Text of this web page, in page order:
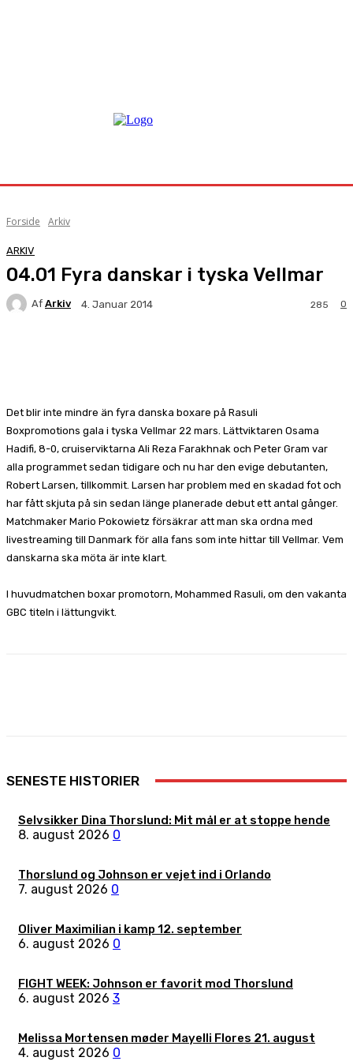
Forside Arkiv
ARKIV
04.01 Fyra danskar i tyska Vellmar
Af Arkiv 4. Januar 2014 0
285
Det blir inte mindre än fyra danska boxare på Rasuli
Boxpromotions gala i tyska Vellmar 22 mars. Lättviktaren Osama
Hadifi, 8-0, cruiserviktarna Ali Reza Farakhnak och Peter Gram var
alla programmet sedan tidigare och nu har den evige debutanten,
Robert Larsen, tillkommit. Larsen har problem med en skadad fot och
har fått skjuta på sin sedan länge planerade debut ett antal gånger.
Matchmaker Mario Pokowietz försäkrar att man ska ordna med
livestreaming till Danmark för alla fans som inte hittar till Vellmar. Vem
danskarna ska möta är inte klart.
I huvudmatchen boxar promotorn, Mohammed Rasuli, om den vakanta
GBC titeln i lättungvikt.
SENESTE HISTORIER
Selvsikker Dina Thorslund: Mit mål er at stoppe hende
8. august 2026 0
Thorslund og Johnson er vejet ind i Orlando
7. august 2026 0
Oliver Maximilian i kamp 12. september
6. august 2026 0
FIGHT WEEK: Johnson er favorit mod Thorslund
6. august 2026 3
Melissa Mortensen møder Mayelli Flores 21. august
4. august 2026 0